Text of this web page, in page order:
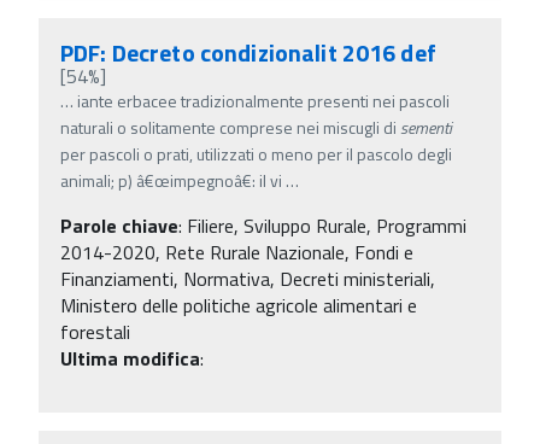
PDF: Decreto condizionalit 2016 def
[54%]
… iante erbacee tradizionalmente presenti nei pascoli
naturali o solitamente comprese nei miscugli di sementi
per pascoli o prati, utilizzati o meno per il pascolo degli
animali; p) â€œimpegnoâ€: il vi …
Parole chiave: Filiere, Sviluppo Rurale, Programmi
2014-2020, Rete Rurale Nazionale, Fondi e
Finanziamenti, Normativa, Decreti ministeriali,
Ministero delle politiche agricole alimentari e
forestali
Ultima modifica: